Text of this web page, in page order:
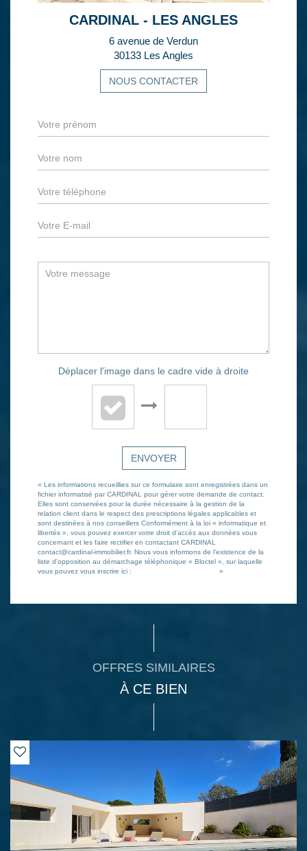
CARDINAL - LES ANGLES
6 avenue de Verdun
30133 Les Angles
NOUS CONTACTER
Déplacer l'image dans le cadre vide à droite
ENVOYER
« Les informations recueillies sur ce formulaire sont enregistrées dans un
fichier informatisé par CARDINAL pour gérer votre demande de contact.
Elles sont conservées pour la durée nécessaire à la gestion de la
relation client dans le respect des prescriptions légales applicables et
sont destinées à nos conseillers Conformément à la loi « informatique et
libertés », vous pouvez exercer votre droit d'accès aux données vous
concernant et les faire rectifier en contactant CARDINAL
contact@cardinal-immobilier.fr. Nous vous informons de l'existence de la
liste d'opposition au démarchage téléphonique « Bloctel », sur laquelle
vous pouvez vous inscrire ici :
»
OFFRES SIMILAIRES
À CE BIEN